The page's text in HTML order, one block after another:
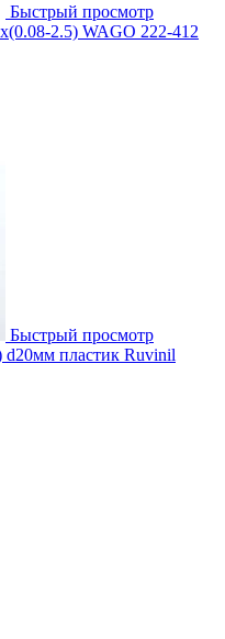
Быстрый просмотр
2.5) WAGO 222-412
Быстрый просмотр
d20мм пластик Ruvinil